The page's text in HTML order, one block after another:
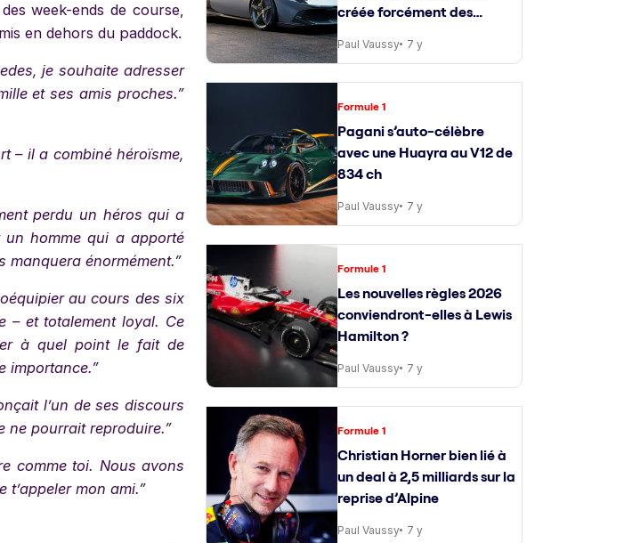
week-ends de course,
en dehors du paddock.
je souhaite adresser
et ses amis proches.”
– il a combiné héroïsme,
perdu un héros qui a
homme qui a apporté
manquera énormément.”
au cours des six
– et totalement loyal. Ce
à quel point le fait de
importance.”
l’un de ses discours
ne pourrait reproduire.”
comme toi. Nous avons
t’appeler mon ami.”
créée forcément des
attentes
Paul Vaussy 7 y
Formule 1
Pagani s’auto-célèbre
avec une Huayra au V12 de
834 ch
Paul Vaussy 7 y
Formule 1
Les nouvelles règles 2026
conviendront-elles à Lewis
Hamilton ?
Paul Vaussy 7 y
Formule 1
Christian Horner bien lié à
un deal à 2,5 milliards sur la
reprise d’Alpine
Paul Vaussy 7 y